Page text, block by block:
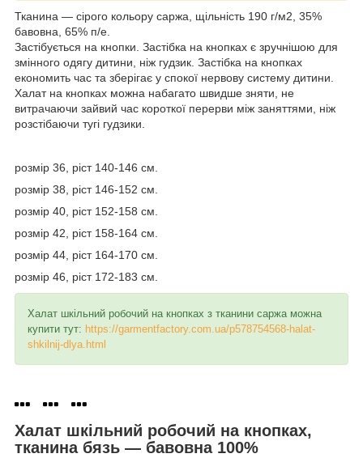
Тканина ― сірого кольору саржа, щільність 190 г/м2, 35%
бавовна, 65% п/е.
Застібується на кнопки. Застібка на кнопках є зручнішою для
змінного одягу дитини, ніж гудзик. Застібка на кнопках
економить час та зберігає у спокої нервову систему дитини.
Халат на кнопках можна набагато швидше зняти, не
витрачаючи зайвий час короткої перерви між заняттями, ніж
розстібаючи тугі гудзики.
розмір 36, ріст 140-146 см.
розмір 38, ріст 146-152 см.
розмір 40, ріст 152-158 см.
розмір 42, ріст 158-164 см.
розмір 44, ріст 164-170 см.
розмір 46, ріст 172-183 см.
Халат шкільний робочий на кнопках з тканини саржа можна
купити тут: https://garmentfactory.com.ua/p578754568-halat-
shkilnij-dlya.html
Халат шкільний робочий на кнопках,
тканина бязь — бавовна 100%